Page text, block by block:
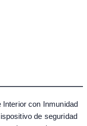
con Inmunidad
de seguridad